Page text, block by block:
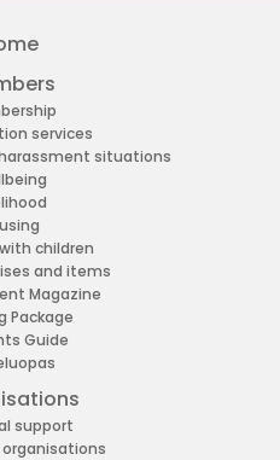
services
situations
children
and items
Magazine
Package
Guide
support
organisations